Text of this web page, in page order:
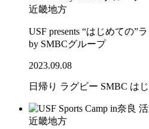
近畿地方
USF presents “はじめての”
by SMBCグループ
2023.09.08
日帰り ラグビー SMBC は
近畿地方